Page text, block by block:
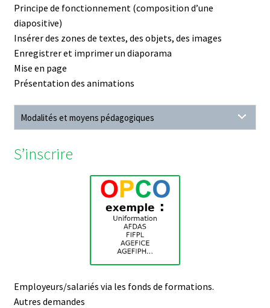
Principe de fonctionnement (composition d’une
diapositive)
Insérer des zones de textes, des objets, des images
Enregistrer et imprimer un diaporama
Mise en page
Présentation des animations
Modalités et moyens pédagogiques
S’inscrire
Employeurs/salariés via les fonds de formations.
Autres demandes